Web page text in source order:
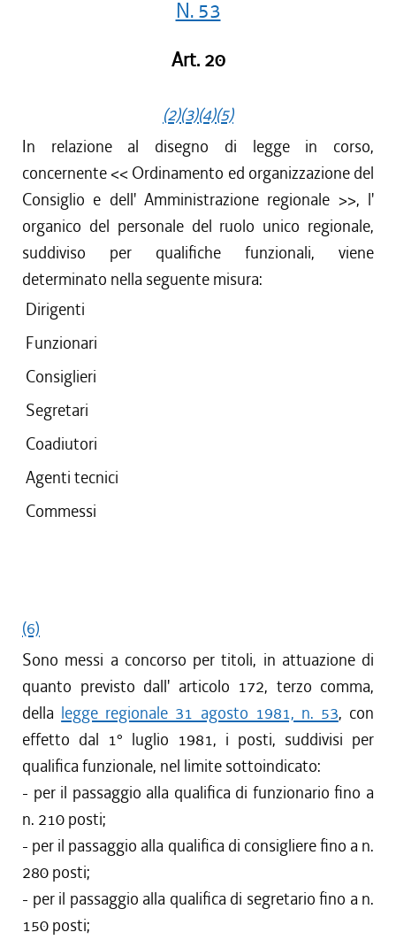
N. 53
Art. 20
(2)(3)(4)(5)
In relazione al disegno di legge in corso,
concernente << Ordinamento ed organizzazione del
Consiglio e dell' Amministrazione regionale >>, l'
organico del personale del ruolo unico regionale,
suddiviso per qualifiche funzionali, viene
determinato nella seguente misura:
Dirigenti
Funzionari
Consiglieri
Segretari
Coadiutori
Agenti tecnici
Commessi
(6)
Sono messi a concorso per titoli, in attuazione di
quanto previsto dall' articolo 172, terzo comma,
della legge regionale 31 agosto 1981, n. 53, con
effetto dal 1° luglio 1981, i posti, suddivisi per
qualifica funzionale, nel limite sottoindicato:
- per il passaggio alla qualifica di funzionario fino a
n. 210 posti;
- per il passaggio alla qualifica di consigliere fino a n.
280 posti;
- per il passaggio alla qualifica di segretario fino a n.
150 posti;